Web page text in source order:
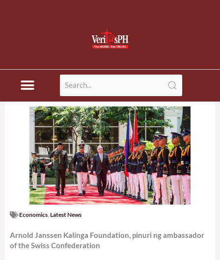
Economics Latest News
Arnold Janssen Kalinga Foundation, pinuri ng ambassador
of the Swiss Confederation